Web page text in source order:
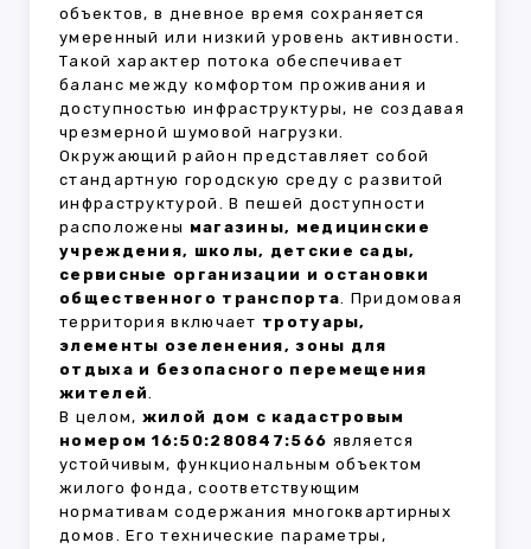
объектов, в дневное время сохраняется
умеренный или низкий уровень активности.
Такой характер потока обеспечивает
баланс между комфортом проживания и
доступностью инфраструктуры, не создавая
чрезмерной шумовой нагрузки.
Окружающий район представляет собой
стандартную городскую среду с развитой
инфраструктурой. В пешей доступности
расположены магазины, медицинские
учреждения, школы, детские сады,
сервисные организации и остановки
общественного транспорта. Придомовая
территория включает тротуары,
элементы озеленения, зоны для
отдыха и безопасного перемещения
жителей.
В целом, жилой дом с кадастровым
номером 16:50:280847:566 является
устойчивым, функциональным объектом
жилого фонда, соответствующим
нормативам содержания многоквартирных
домов. Его технические параметры,